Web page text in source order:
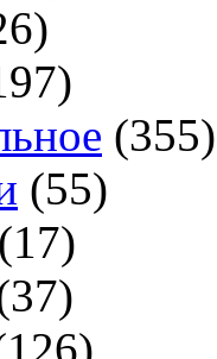
(355)
(55)
(17)